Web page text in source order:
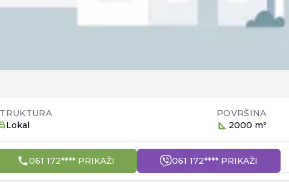
Lokal
POVRŠINA
2000 m²
061 172**** PRIKAŽI 061 172**** PRIKAŽI